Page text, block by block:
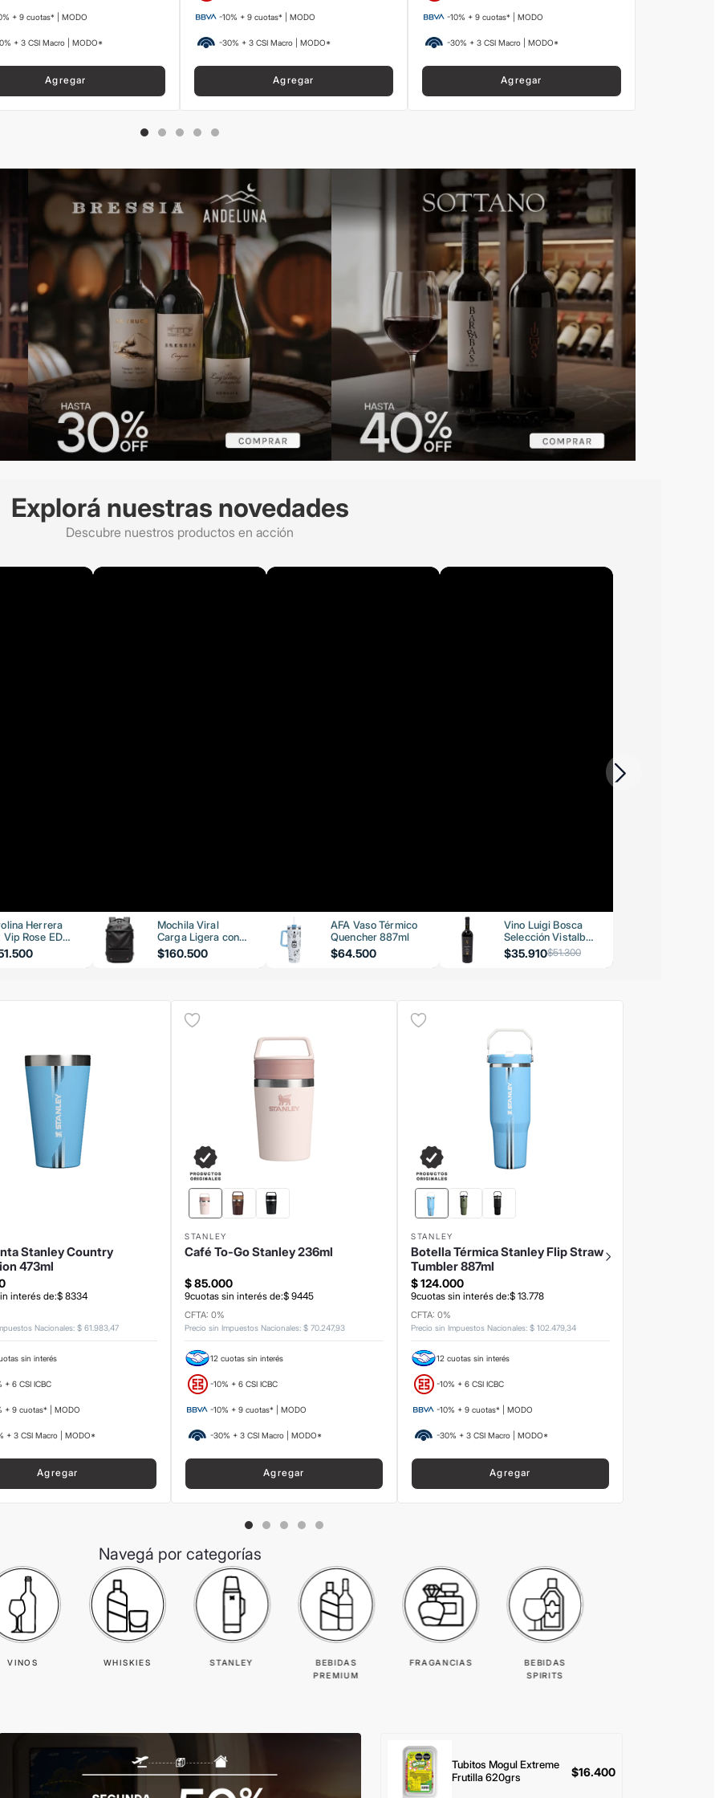
+ 9 cuotas* | MODO
+ 3 CSI Macro | MODO*
Agregar
-10% + 9 cuotas* | MODO
-30% + 3 CSI Macro | MODO*
Agregar
-10% + 9 cuotas* | MODO
-30% + 3 CSI Macro | MODO*
Agregar
Explorá nuestras novedades
Descubre nuestros productos en acción
Herrera
Vip Rose EDP
Mochila Viral
Carga Ligera con
Bomba de Vacío
$160.500
AFA Vaso Térmico
Quencher 887ml
$64.500
Vino Luigi Bosca
Selección Vistalba
Malbec 750ml
$35.910$51.300
Stanley Country
473ml
interés de:$ 8334
Nacionales: $ 61 98347
sin interés
+ 6 CSI ICBC
+ 9 cuotas* | MODO
+ 3 CSI Macro | MODO*
Agregar
STANLEY
Café To-Go Stanley 236ml
$85.000
9cuotas sin interés de:$ 9445
CFTA: 0%
Precio sin Impuestos Nacionales: $ 70247,93
12 cuotas sin interés
-10% + 6 CSI ICBC
-10% + 9 cuotas* | MODO
-30% + 3 CSI Macro | MODO*
Agregar
STANLEY
Botella Térmica Stanley Flip Straw
Tumbler 887ml
$124.000
9cuotas sin interés de:$ 13.778
CFTA: 0%
Precio sin Impuestos Nacionales: $ 102 47934
12 cuotas sin interés
-10% + 6 CSI ICBC
-10% + 9 cuotas* | MODO
-30% + 3 CSI Macro | MODO*
Agregar
Navegá por categorías
VINOS WHISKIES STANLEY
BEBIDAS
PREMIUM
FRAGANCIAS
BEBIDAS
SPIRITS
Tubitos Mogul Extreme
Frutilla 620grs
$16.400